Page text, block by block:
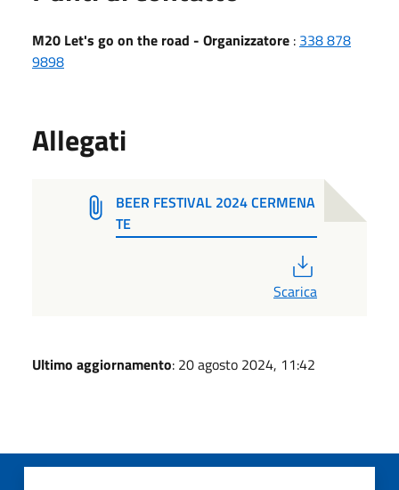
M20 Let's go on the road - Organizzatore : 338 878
9898
Allegati
BEER FESTIVAL 2024 CERMENA
TE
Scarica
Ultimo aggiornamento: 20 agosto 2024, 11:42